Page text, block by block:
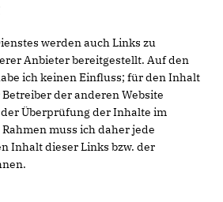
werden auch Links zu
Anbieter bereitgestellt. Auf den
ich keinen Einfluss; für den Inhalt
der anderen Website
Überprüfung der Inhalte im
muss ich daher jede
Inhalt dieser Links bzw. der